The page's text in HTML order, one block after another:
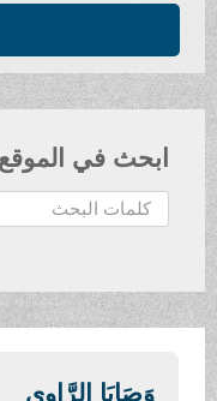
ابحث في الموقع
ح
ث
وَصَايَا الرَّاوِي